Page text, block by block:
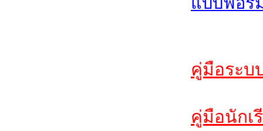
คู่มือระบ
คู่มือนักเ